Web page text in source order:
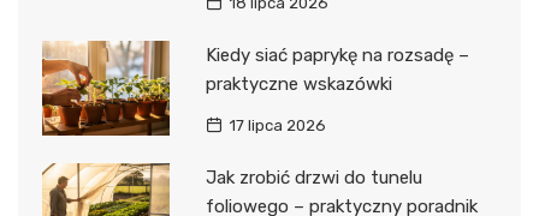
Kiedy siać paprykę na rozsadę –
praktyczne wskazówki
17 lipca 2026
Jak zrobić drzwi do tunelu
foliowego – praktyczny poradnik